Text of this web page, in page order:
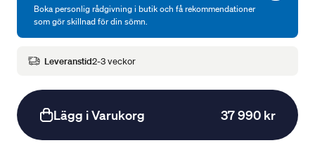
Boka personlig rådgivning i butik och få rekommendationer
som gör skillnad för din sömn.
Leveranstid2-3 veckor
Lägg i Varukorg 37 990 kr